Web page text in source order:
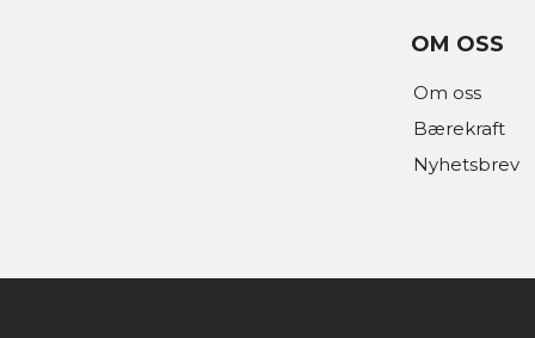
OM OSS
Om oss
Bærekraft
Nyhetsbrev